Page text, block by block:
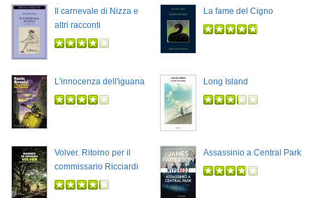
Il carnevale di Nizza e
altri racconti
La fame del Cigno
L'innocenza dell'iguana Long Island
Volver. Ritorno per il
commissario Ricciardi
Assassinio a Central Park